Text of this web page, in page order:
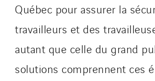
Québec pour assurer la
travailleurs et des
autant que celle du grand
solutions comprennent ces